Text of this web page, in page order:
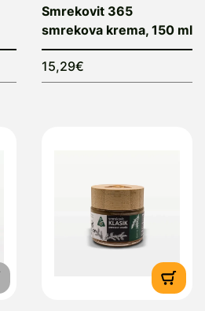
Smrekovit 365
smrekova krema, 150 ml
15,29€